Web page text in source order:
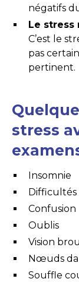
négatifs
Le stress
C’est le
pas
pertinent.
stress
Insomnie
Difficultés
Confusion
Oublis
Vision
Nœuds
Souffle